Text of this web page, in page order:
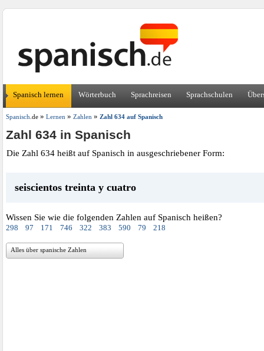
Spanisch lernen Wörterbuch Sprachreisen Sprachschulen
Spanisch .de» Lernen» Zahlen» Zahl 634 auf Spanisch
Zahl 634 in Spanisch
Die Zahl 634 heißt auf Spanisch in ausgeschriebener Form:
seiscientos treinta y cuatro
Wissen Sie wie die folgenden Zahlen auf Spanisch heißen?
298 97 171 746 322 383 590 79 218
Alles über spanische Zahlen